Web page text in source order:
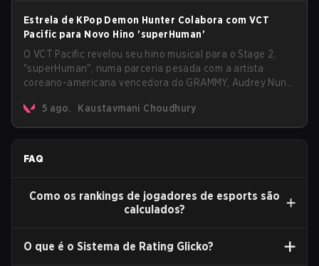
Estrela de KPop Demon Hunter Colabora com VCT
Pacific para Novo Hino 'superHuman'
O VCT Pacific revelou seu hino musical para o Stage 2,
"superHuman", numa parceria pesada com a artista
coreano-americana vencedora do GRAMMY, Audrey Nuna.
principais plataformas de streaming do mundo no dia 7 de
agosto, com o VCT Pacific lançando o clipe oficial no seu
canal do YouTube no mesmo dia.
5 ago. Kaustavmani Choudhury
FAQ
Como os rankings de jogadores de esports são
calculados?
O que é o Sistema de Rating Glicko?